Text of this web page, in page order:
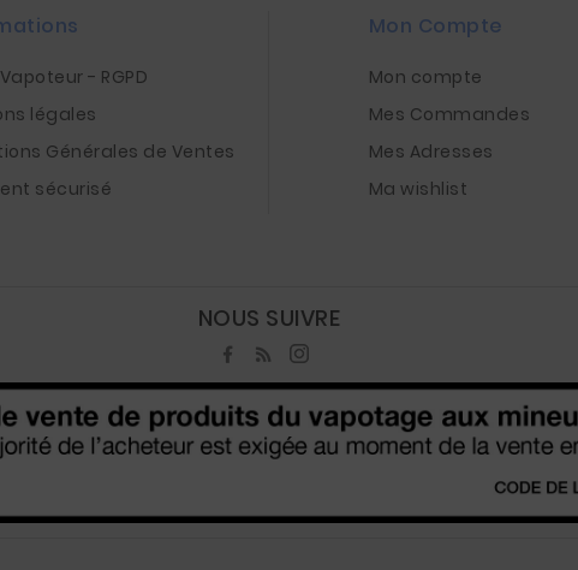
- RGPD
légales
Générales de Ventes
sécurisé
Mon Compte
Mon compte
Mes Commandes
Mes Adresses
Ma wishlist
NOUS SUIVRE